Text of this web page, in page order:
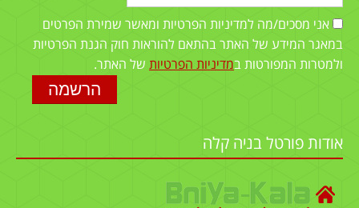
אני מסכים/מה למדיניות הפרטיות ומאשר שמירת הפרטים
במאגר המידע של האתר בהתאם להוראות חוק הגנת הפרטיות
ולמטרות המפורטות במדיניות הפרטיות של האתר.
אודות פורטל בניה קלה